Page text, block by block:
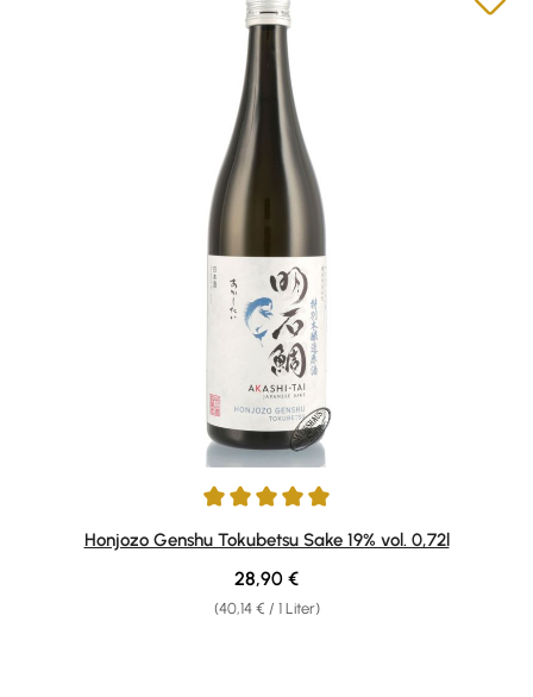
Durchschnittliche Bewertung von 5 von 5 Sternen
Honjozo Genshu Tokubetsu Sake 19% vol. 0,72l
(40,14 € / 1 Liter)
Regulärer Preis:
28,90 €